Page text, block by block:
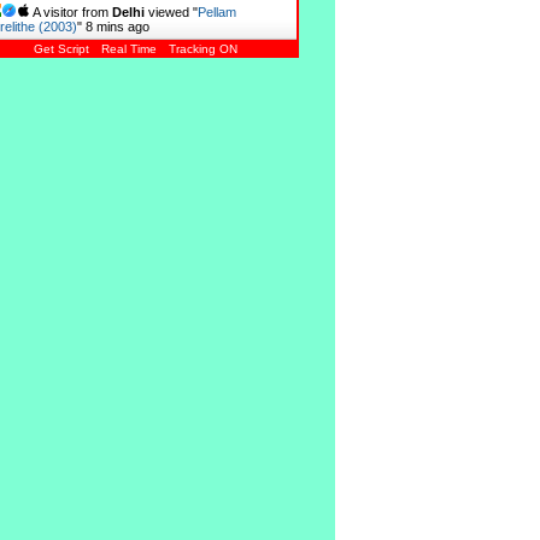
A visitor from Delhiviewed "Pellam
(2003)" 8 mins ago
Get Script Real Time Tracking ON